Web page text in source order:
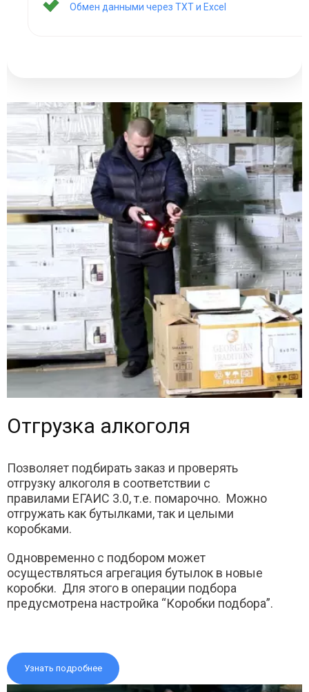
Обмен данными через TXT и Excel
Отгрузка алкоголя
Позволяет подбирать заказ и проверять
отгрузку алкоголя в соответствии с
правилами ЕГАИС 3.0, т.е. помарочно. Можно
отгружать как бутылками, так и целыми
коробками.
Одновременно с подбором может
осуществляться агрегация бутылок в новые
коробки. Для этого в операции подбора
предусмотрена настройка “Коробки подбора”.
Узнать подробнее